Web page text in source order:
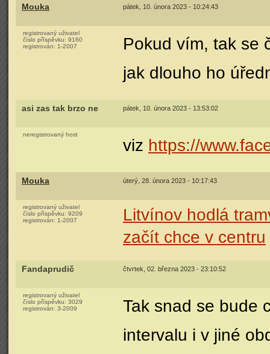
Mouka pátek, 10. února 2023 - 10:24:43
registrovaný uživatel
číslo příspěvku: 9160
registrován: 1-2007
Pokud vím, tak se
jak dlouho ho
asi zas tak brzo ne pátek, 10. února 2023 - 13:53:02
neregistrovaný host
viz https://
Mouka úterý, 28. února 2023 - 10:17:43
registrovaný uživatel
číslo příspěvku: 9209
registrován: 1-2007
Litvínov hodlá
začít chce v centru
Fandaprudič čtvrtek, 02. března 2023 - 23:10:52
registrovaný uživatel
číslo příspěvku: 3029
registrován: 3-2009
Tak snad se bude
intervalu i v jiné